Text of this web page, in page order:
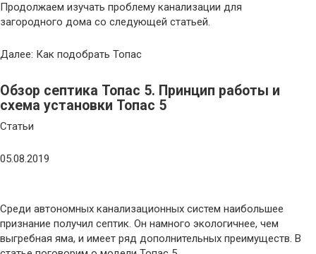
Продолжаем изучать проблему канализации для
загородного дома со следующей статьей.
Далее: Как подобрать Топас
Обзор септика Топас 5. Принцип работы и
схема установки Топас 5
Статьи
05.08.2019
Среди автономных канализационных систем наибольшее
признание получил септик. Он намного экологичнее, чем
выгребная яма, и имеет ряд дополнительных преимуществ. В